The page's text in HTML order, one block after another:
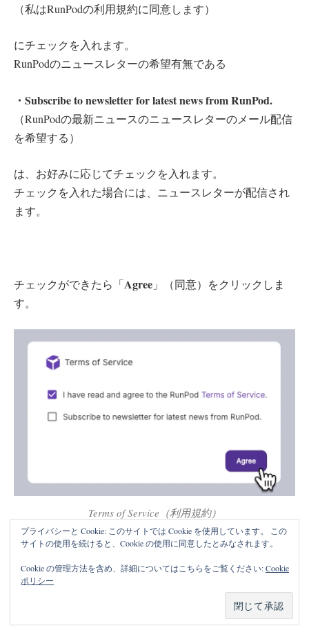
（私はRunPodの利用規約に同意します）
にチェックを入れます。
RunPodのニュースレターの希望有無である
・Subscribe to newsletter for latest news from RunPod.
（RunPodの最新ニュースのニュースレターのメール配信
を希望する）
は、お好みに応じてチェックを入れます。
チェックを入れた場合には、ニュースレターが配信され
ます。
チェックができたら「Agree 」（同意）をクリックしま
す。
Terms of Service（利用規約）
これで、RunPodへの新規登録は完了です。
プライバシーと Cookie: このサイトでは Cookie を使用しています。 この
サイトの使用を続けると、Cookie の使用に同意したとみなされます。
Cookie の管理方法を含め、詳細についてはこちらをご覧ください:Cookie
ポリシー